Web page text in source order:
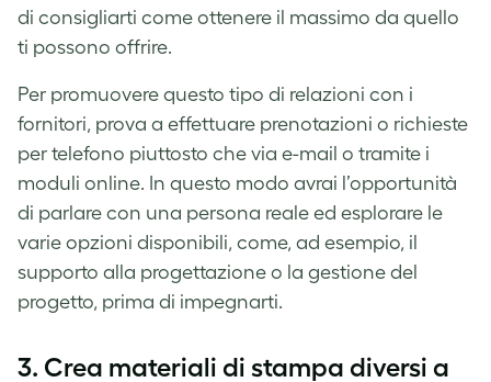
di consigliarti come ottenere il massimo da quello
ti possono offrire.
Per promuovere questo tipo di relazioni con i
fornitori, prova a effettuare prenotazioni o richieste
per telefono piuttosto che via e-mail o tramite i
moduli online. In questo modo avrai l’opportunità
di parlare con una persona reale ed esplorare le
varie opzioni disponibili, come, ad esempio, il
supporto alla progettazione o la gestione del
progetto, prima di impegnarti.
3. Crea materiali di stampa diversi a